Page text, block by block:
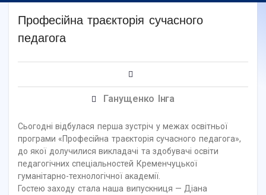
Професійна траєкторія сучасного
педагога
Ганущенко Інга
Сьогодні відбулася перша зустріч у межах освітньої
програми «Професійна траєкторія сучасного педагога»,
до якої долучилися викладачі та здобувачі освіти
педагогічних спеціальностей Кременчуцької
гуманітарно-технологічної академії.
Гостею заходу стала наша випускниця — Діана